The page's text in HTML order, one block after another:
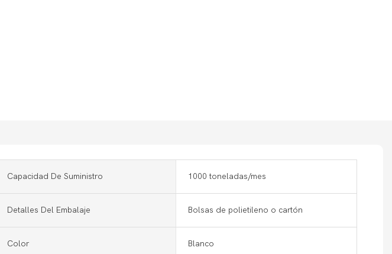
Capacidad De Suministro 1000 toneladas/mes
Detalles Del Embalaje Bolsas de polietileno o cartón
Color Blanco